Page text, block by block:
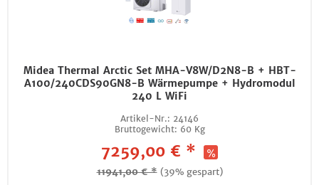
Midea Thermal Arctic Set MHA-V8W/D2N8-B + HBT-
A100/240CDS90GN8-B Wärmepumpe + Hydromodul
240 L WiFi
Artikel-Nr.: 24146
Bruttogewicht: 60 Kg
7259,00 € *
11941,00 € * (39% gespart)